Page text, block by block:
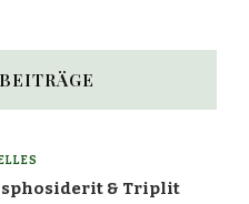
& Triplit